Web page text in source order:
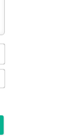
Name*
Email*